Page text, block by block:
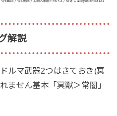
解説
ルマ武器2つはさておき(冥
ません基本「冥獣＞常闇」